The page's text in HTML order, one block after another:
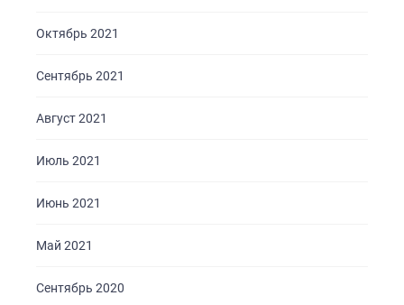
Октябрь 2021
Сентябрь 2021
Август 2021
Июль 2021
Июнь 2021
Май 2021
Сентябрь 2020